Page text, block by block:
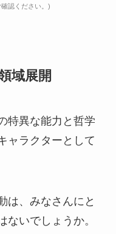
認ください。)
域展開
特異な能力と哲学
ャラクターとして
は、みなさんにと
ないでしょうか。